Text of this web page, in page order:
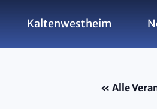
Kaltenwestheim
« Alle